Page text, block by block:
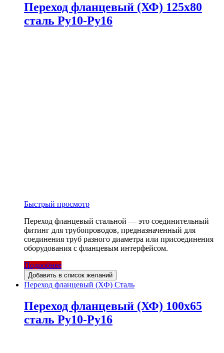
Переход фланцевый (ХФ) 125х80
сталь Ру10-Ру16
Быстрый просмотр
Переход фланцевый стальной — это соединительный
фитинг для трубопроводов, предназначенный для
соединения труб разного диаметра или присоединения
оборудования с фланцевым интерфейсом.
Подробнее
Добавить в список желаний
Переход фланцевый (ХФ) Сталь
Переход фланцевый (ХФ) 100х65
сталь Ру10-Ру16